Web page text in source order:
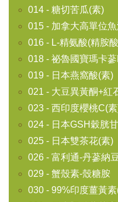
014 - 糖切苦瓜(素)
015 - 加拿大高單位
016 - L-精氨酸(精胺
018 - 祕魯國寶瑪卡
019 - 日本燕窩酸(素)
021 - 大豆異黃酮+紅
023 - 西印度櫻桃C(
024 - 日本GSH穀胱
025 - 日本雙茶花(素)
026 - 富利通-丹蔘納
029 - 蟹殼素-殼糖胺
030 - 99%印度薑黃